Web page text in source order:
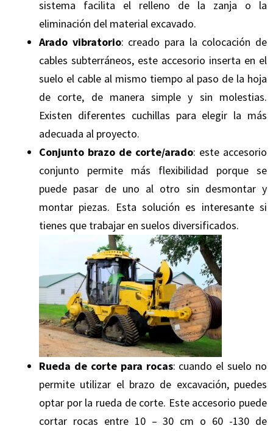
sistema facilita el relleno de la zanja o la
eliminación del material excavado.
Arado vibratorio: creado para la colocación de
cables subterráneos, este accesorio inserta en el
suelo el cable al mismo tiempo al paso de la hoja
de corte, de manera simple y sin molestias.
Existen diferentes cuchillas para elegir la más
adecuada al proyecto.
Conjunto brazo de corte/arado: este accesorio
conjunto permite más flexibilidad porque se
puede pasar de uno al otro sin desmontar y
montar piezas. Esta solución es interesante si
tienes que trabajar en suelos diversificados.
Rueda de corte para rocas: cuando el suelo no
permite utilizar el brazo de excavación, puedes
optar por la rueda de corte. Este accesorio puede
cortar rocas entre 10 – 30 cm o 60 -130 de